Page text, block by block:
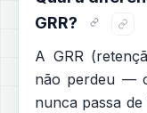
GRR?
A GRR
não perdeu —
nunca passa